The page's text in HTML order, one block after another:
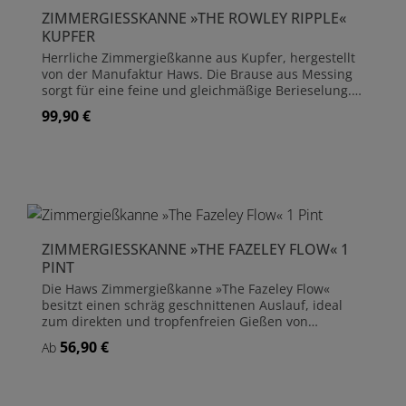
Herstellergarantie für Funktionsfähigkeit und gegen
Durchrostung Lieferung ohne Dekoration und
Feinzerstäuber (rechts im Bild)
ZIMMERGIESSKANNE »THE ROWLEY RIPPLE« K
UPFER
Herrliche Zimmergießkanne aus Kupfer, hergestellt
von der Manufaktur Haws. Die Brause aus Messing
sorgt für eine feine und gleichmäßige Berieselung.
Um einen gebündelten Gießstrahl zu erhalten, kann
die Brause einfach abgenommen werden. Material:
Regulärer Preis:
99,90 €
ZIMMERGIESSKANNE »THE FAZELEY FLOW« 1 P
INT
Die Haws Zimmergießkanne »The Fazeley Flow«
besitzt einen schräg geschnittenen Auslauf, ideal
zum direkten und tropfenfreien Gießen von
Topfpflanzen. Die Kanne besitzt einen schräg
geschnittenen Auslauf, ideal zum direkten und
Regulärer Preis:
Ab 56,90 €